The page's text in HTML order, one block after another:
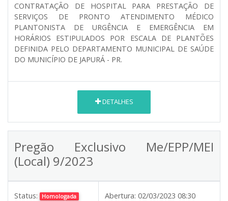
CONTRATAÇÃO DE HOSPITAL PARA PRESTAÇÃO DE
SERVIÇOS DE PRONTO ATENDIMENTO MÉDICO
PLANTONISTA DE URGÊNCIA E EMERGÊNCIA EM
HORÁRIOS ESTIPULADOS POR ESCALA DE PLANTÕES
DEFINIDA PELO DEPARTAMENTO MUNICIPAL DE SAÚDE
DO MUNICÍPIO DE JAPURÁ - PR.
DETALHES
Pregão Exclusivo Me/EPP/MEI
(Local) 9/2023
Status: Homologada Abertura: 02/03/2023 08:30